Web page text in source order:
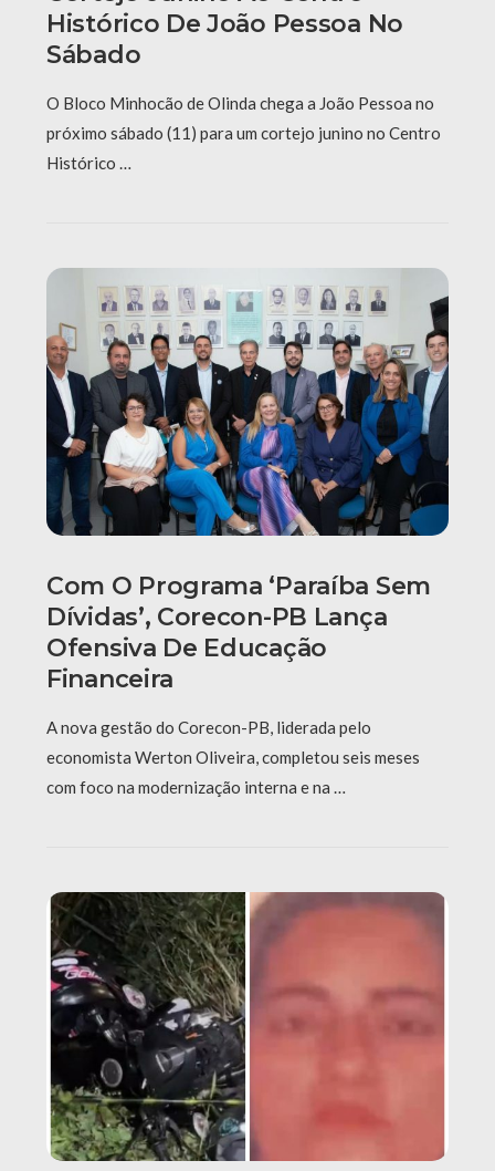
Histórico De João Pessoa No
Sábado
O Bloco Minhocão de Olinda chega a João Pessoa no
próximo sábado (11) para um cortejo junino no Centro
Histórico …
Com O Programa ‘Paraíba Sem
Dívidas’, Corecon-PB Lança
Ofensiva De Educação
Financeira
A nova gestão do Corecon-PB, liderada pelo
economista Werton Oliveira, completou seis meses
com foco na modernização interna e na …